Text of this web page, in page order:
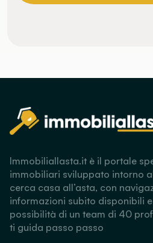
Immobiliallasta.it è il portale
immobiliari sviluppato intorno
cerca casa all’asta, con
informazioni subito disponibili
possibilità di un team di 40
ti guida passo passo